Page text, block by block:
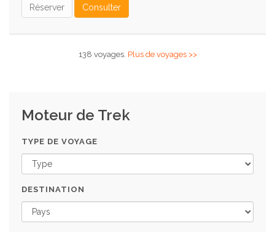
Réserver Consulter
138 voyages. Plus de voyages >>
Moteur de Trek
TYPE DE VOYAGE
DESTINATION